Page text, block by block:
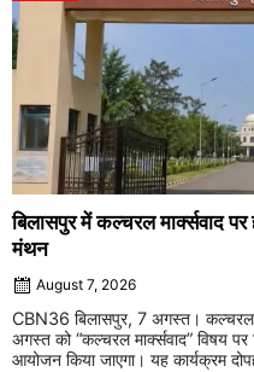
बिलासपुर में कल्चरल मार्क्सवाद पर
मंथन
August 7, 2026
CBN36 बिलासपुर, 7 अगस्त। कल्चरल
अगस्त को “कल्चरल मार्क्सवाद” विषय पर
आयोजन किया जाएगा। यह कार्यक्रम